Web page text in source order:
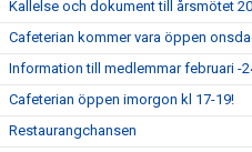
Kallelse och dokument till årsmötet
Cafeterian kommer vara öppen
Information till medlemmar februari -
Cafeterian öppen imorgon kl 17-19!
Restaurangchansen